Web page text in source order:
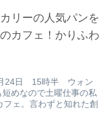
リーの人気パンを
カフェ！かりふわ
月24日 15時半 ウォン
めなので土曜仕事の私
ェ。言わずと知れた創